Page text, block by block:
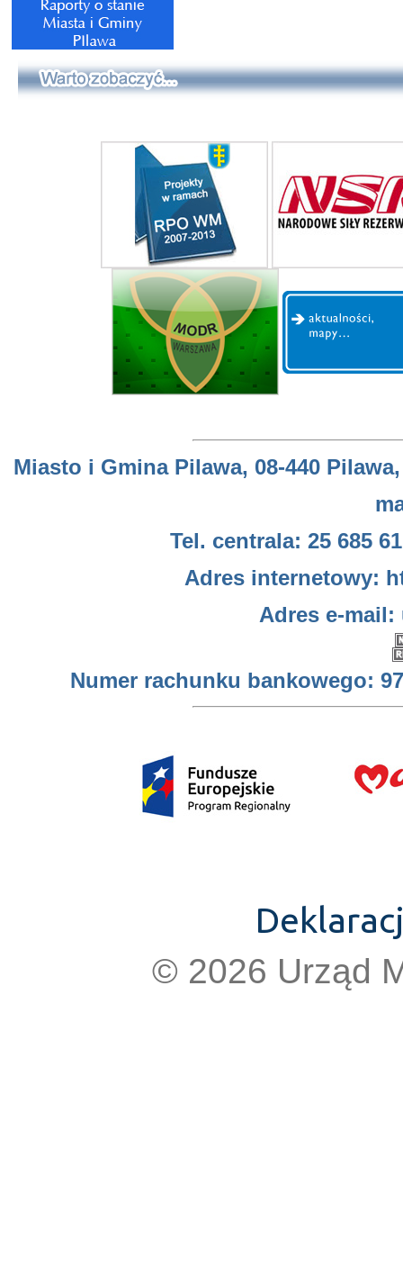
Miasto i Gmina Pilawa, 08-440
Tel. centrala: 25 685
Adres internetowy:
Adres e-mail:
Numer rachunku bankowego: 97
© 2026 Urząd